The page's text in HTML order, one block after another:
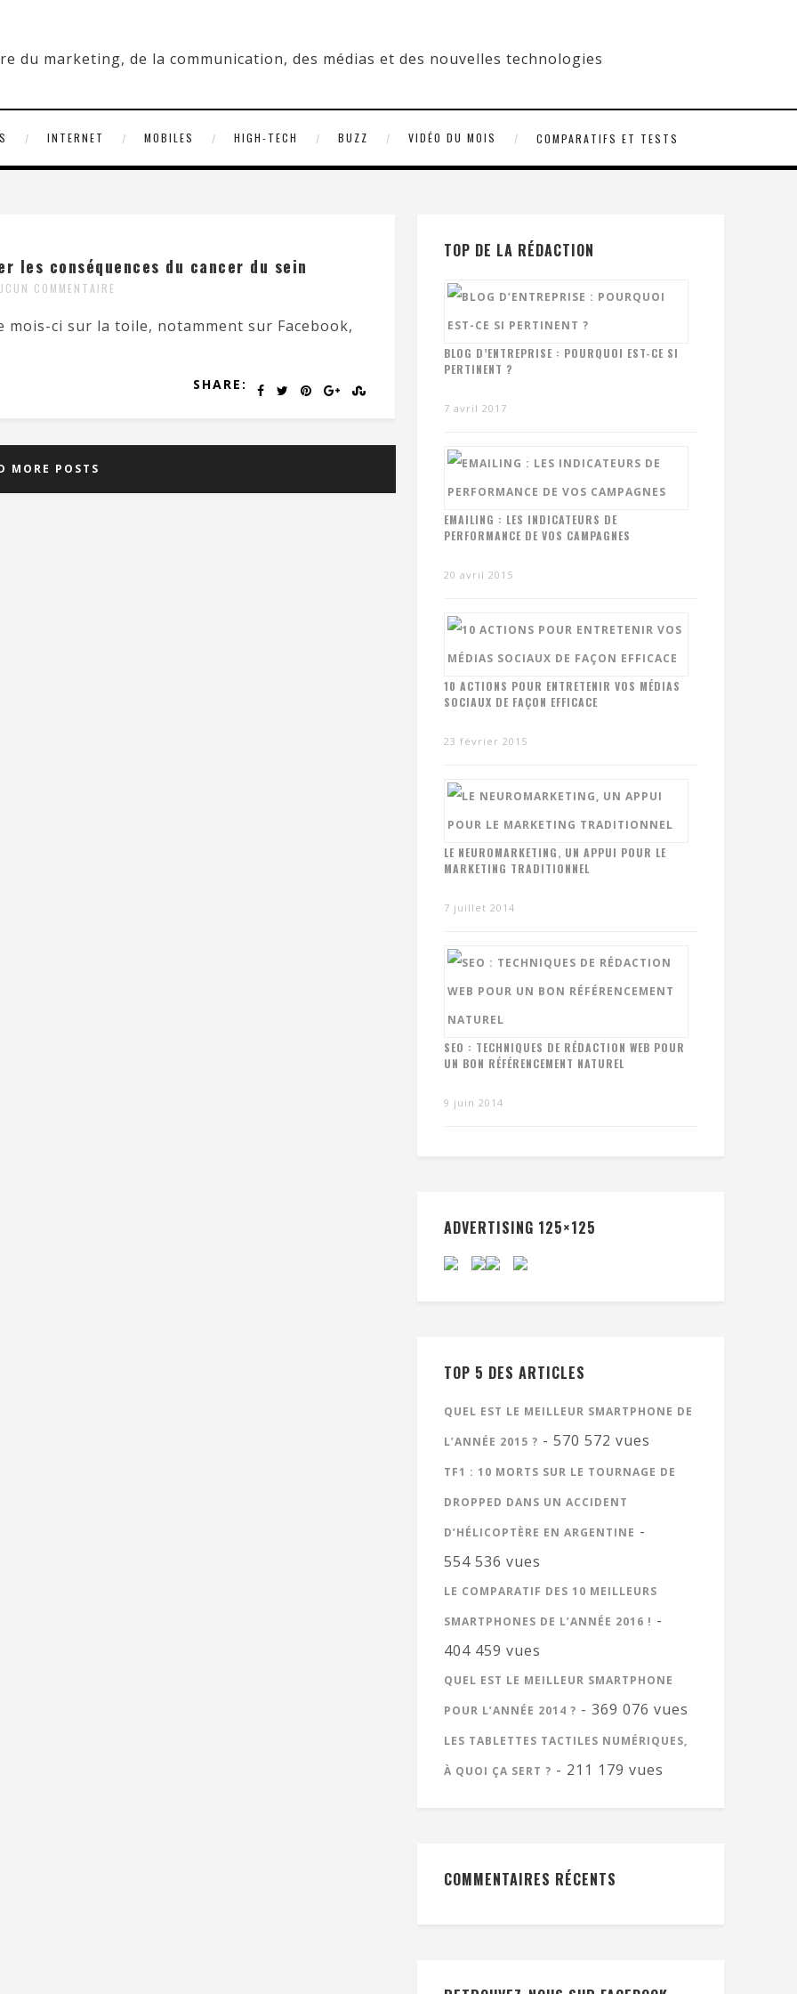
INTERNET MOBILES HIGH-TECH BUZZ VIDÉO DU MOIS COMPARATIFS ET TESTS
les conséquences du cancer du sein
COMMENTAIRE
mois-ci sur la toile, notamment sur Facebook,
SHARE:
MORE POSTS
TOP DE LA RÉDACTION
BLOG D’ENTREPRISE : POURQUOI EST-CE SI
PERTINENT ?
7 avril 2017
EMAILING : LES INDICATEURS DE
PERFORMANCE DE VOS CAMPAGNES
20 avril 2015
10 ACTIONS POUR ENTRETENIR VOS MÉDIAS
SOCIAUX DE FAÇON EFFICACE
23 février 2015
LE NEUROMARKETING, UN APPUI POUR LE
MARKETING TRADITIONNEL
7 juillet 2014
SEO : TECHNIQUES DE RÉDACTION WEB POUR
UN BON RÉFÉRENCEMENT NATUREL
9 juin 2014
ADVERTISING 125×125
TOP 5 DES ARTICLES
QUEL EST LE MEILLEUR SMARTPHONE DE
L’ANNÉE 2015 ? - 570 572 vues
TF1 : 10 MORTS SUR LE TOURNAGE DE
DROPPED DANS UN ACCIDENT
D’HÉLICOPTÈRE EN ARGENTINE -
554 536 vues
LE COMPARATIF DES 10 MEILLEURS
SMARTPHONES DE L’ANNÉE 2016 ! -
404 459 vues
QUEL EST LE MEILLEUR SMARTPHONE
POUR L’ANNÉE 2014 ? - 369 076 vues
LES TABLETTES TACTILES NUMÉRIQUES,
À QUOI ÇA SERT ? - 211 179 vues
COMMENTAIRES RÉCENTS